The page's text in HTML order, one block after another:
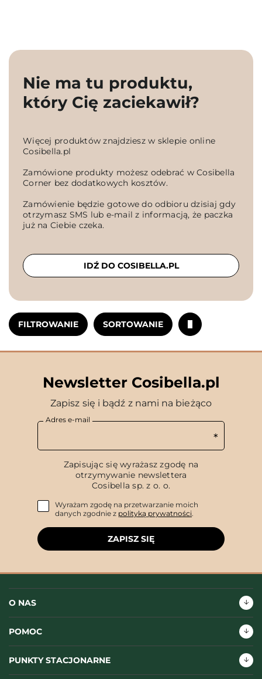
FILTROWANIE SORTOWANIE
Nie ma tu produktu,
który Cię zaciekawił?
Więcej produktów znajdziesz w sklepie online
Cosibella.pl
Zamówione produkty możesz odebrać w Cosibella
Corner bez dodatkowych kosztów.
Zamówienie będzie gotowe do odbioru dzisiaj gdy
otrzymasz SMS lub e-mail z informacją, że paczka
już na Ciebie czeka.
IDŹ DO COSIBELLA.PL
Newsletter Cosibella.pl
Zapisz się i bądź z nami na bieżąco
Adres e-mail
Zapisując się wyrażasz zgodę na
otrzymywanie newslettera
Cosibella sp. z o. o.
Wyrażam zgodę na przetwarzanie moich
danych zgodnie z polityką prywatności.
ZAPISZ SIĘ
O NAS
POMOC
PUNKTY STACJONARNE